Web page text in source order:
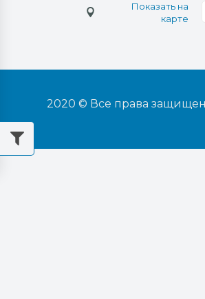
Показать на
карте
2020 © Все права